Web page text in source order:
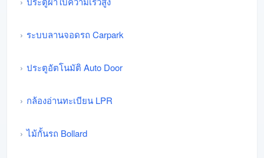
ระบบลานจอดรถ Carpark
ประตูอัตโนมัติ Auto Door
กล้องอ่านทะเบียน LPR
ไม้กั้นรถ Bollard